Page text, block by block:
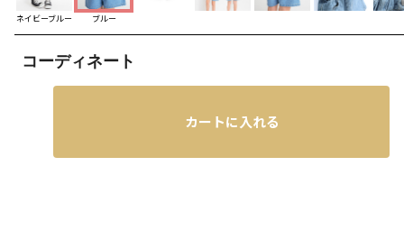
ネイビーブルー ブルー
コーディネート
カートに入れる